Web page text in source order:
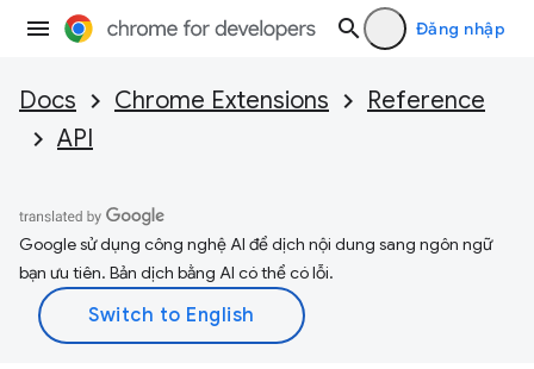
Đăng nhập
Docs Chrome Extensions
Reference
API
Google sử dụng công nghệ AI để dịch nội dung sang ngôn ngữ
bạn ưu tiên. Bản dịch bằng AI có thể có lỗi.